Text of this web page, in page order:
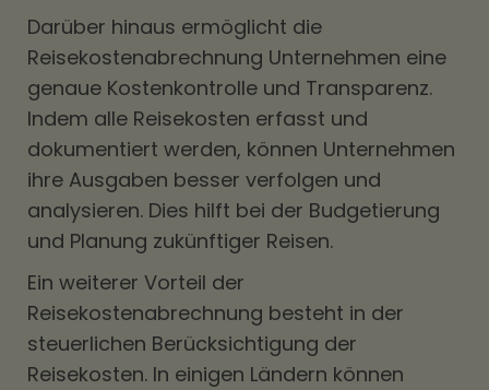
Darüber hinaus ermöglicht die
Reisekostenabrechnung Unternehmen eine
genaue Kostenkontrolle und Transparenz.
Indem alle Reisekosten erfasst und
dokumentiert werden, können Unternehmen
ihre Ausgaben besser verfolgen und
analysieren. Dies hilft bei der Budgetierung
und Planung zukünftiger Reisen.
Ein weiterer Vorteil der
Reisekostenabrechnung besteht in der
steuerlichen Berücksichtigung der
Reisekosten. In einigen Ländern können